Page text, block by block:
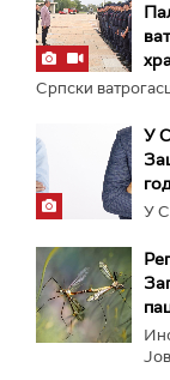
Српски
У
У